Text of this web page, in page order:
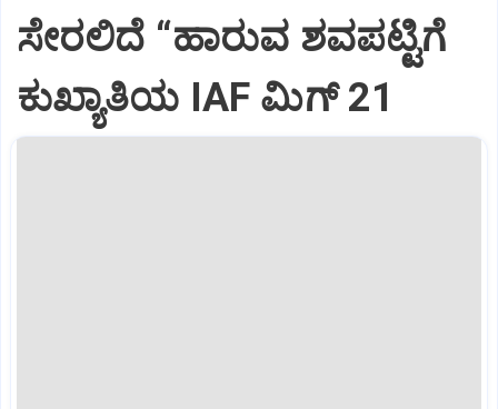
ಸೇರಲಿದೆ “ಹಾರುವ ಶವಪಟ್ಟಿಗೆ
ಕುಖ್ಯಾತಿಯ IAF ಮಿಗ್‌ 21